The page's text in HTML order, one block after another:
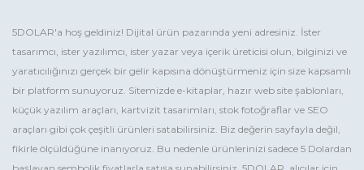
5DOLAR'a hoş geldiniz! Dijital ürün pazarında yeni adresiniz. İster
tasarımcı, ister yazılımcı, ister yazar veya içerik üreticisi olun, bilginizi ve
yaratıcılığınızı gerçek bir gelir kapısına dönüştürmeniz için size kapsamlı
bir platform sunuyoruz. Sitemizde e-kitaplar, hazır web site şablonları,
küçük yazılım araçları, kartvizit tasarımları, stok fotoğraflar ve SEO
araçları gibi çok çeşitli ürünleri satabilirsiniz. Biz değerin sayfayla değil,
fikirle ölçüldüğüne inanıyoruz. Bu nedenle ürünlerinizi sadece 5 Dolardan